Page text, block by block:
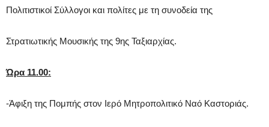
Πολιτιστικοί Σύλλογοι και πολίτες με τη συνοδεία της
Στρατιωτικής Μουσικής της 9ης Ταξιαρχίας.
Ώρα 11.00:
-Άφιξη της Πομπής στον Ιερό Μητροπολιτικό Ναό Καστοριάς.